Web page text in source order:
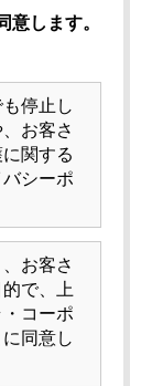
プライ
」とい
護の実
ガイド
たしま
にあたっ
の運営
バシー
たは本
ユーザ
合、当
定等が
意します。
停止し
お客さ
関する
シーポ
お客さ
で、上
コーポ
同意し